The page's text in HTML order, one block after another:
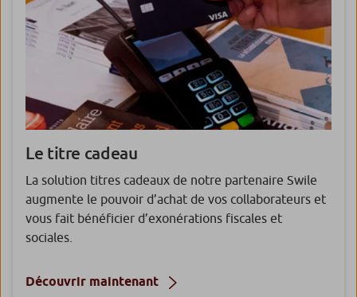
Le titre cadeau
La solution titres cadeaux de notre partenaire Swile
augmente le pouvoir d’achat de vos collaborateurs et
vous fait bénéficier d’exonérations fiscales et
sociales.
Découvrir maintenant